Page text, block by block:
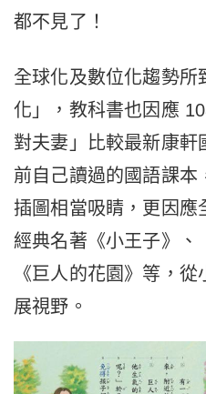
都不見了！
全球化及數位化趨勢所
化」，教科書也因應
對夫妻」比較最新康軒
前自己讀過的國語課本
插圖相當吸睛，更因應
經典名著《小王子》、
《巨人的花園》等，
展視野。